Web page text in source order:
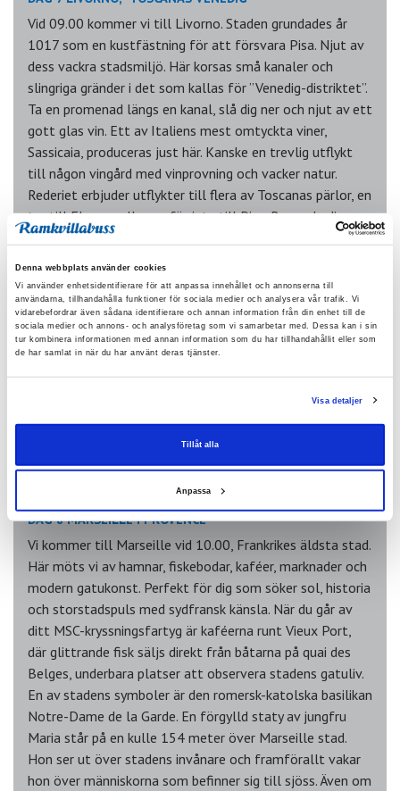
Denna webbplats använder cookies
Vi använder enhetsidentifierare för att anpassa innehållet och annonserna till
användarna, tillhandahålla funktioner för sociala medier och analysera vår trafik. Vi
vidarebefordrar även sådana identifierare och annan information från din enhet till de
sociala medier och annons- och analysföretag som vi samarbetar med. Dessa kan i sin
tur kombinera informationen med annan information som du har tillhandahållit eller som
de har samlat in när du har använt deras tjänster.
Visa detaljer
Tillåt alla
Anpassa
Vid 09.00 kommer vi till Livorno. Staden grundades år
1017 som en kustfästning för att försvara Pisa. Njut av
dess vackra stadsmiljö. Här korsas små kanaler och
slingriga gränder i det som kallas för ”Venedig-distriktet”.
Ta en promenad längs en kanal, slå dig ner och njut av ett
gott glas vin. Ett av Italiens mest omtyckta viner,
Sassicaia, produceras just här. Kanske en trevlig utflykt
till någon vingård med vinprovning och vacker natur.
Rederiet erbjuder utflykter till flera av Toscanas pärlor, en
tur till Florens eller varför inte till Pisa. Beger du dig
söder om Livorno kommer du till ett flertal fina stränder
med kusten. Vid 19.00 seglar vi vidare mot Provence i
Frankrike.
DAG 8 MARSEILLE I PROVENCE
Vi kommer till Marseille vid 10.00, Frankrikes äldsta stad.
Här möts vi av hamnar, fiskebodar, kaféer, marknader och
modern gatukonst. Perfekt för dig som söker sol, historia
och storstadspuls med sydfransk känsla. När du går av
ditt MSC-kryssningsfartyg är kaféerna runt Vieux Port,
där glittrande fisk säljs direkt från båtarna på quai des
Belges, underbara platser att observera stadens gatuliv.
En av stadens symboler är den romersk-katolska basilikan
Notre-Dame de la Garde. En förgylld staty av jungfru
Maria står på en kulle 154 meter över Marseille stad.
Hon ser ut över stadens invånare och framförallt vakar
hon över människorna som befinner sig till sjöss. Även om